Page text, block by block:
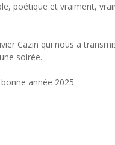
poétique et vraiment,
Cazin qui nous a
soirée.
année 2025.